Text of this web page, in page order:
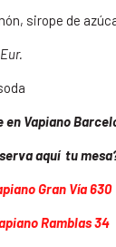
sirope de
Vapiano
aquí tu
Gran Vía 630
Ramblas 34